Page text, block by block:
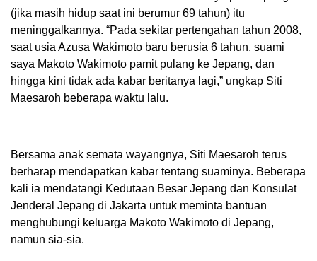
(jika masih hidup saat ini berumur 69 tahun) itu
meninggalkannya. “Pada sekitar pertengahan tahun 2008,
saat usia Azusa Wakimoto baru berusia 6 tahun, suami
saya Makoto Wakimoto pamit pulang ke Jepang, dan
hingga kini tidak ada kabar beritanya lagi,” ungkap Siti
Maesaroh beberapa waktu lalu.
Bersama anak semata wayangnya, Siti Maesaroh terus
berharap mendapatkan kabar tentang suaminya. Beberapa
kali ia mendatangi Kedutaan Besar Jepang dan Konsulat
Jenderal Jepang di Jakarta untuk meminta bantuan
menghubungi keluarga Makoto Wakimoto di Jepang,
namun sia-sia.